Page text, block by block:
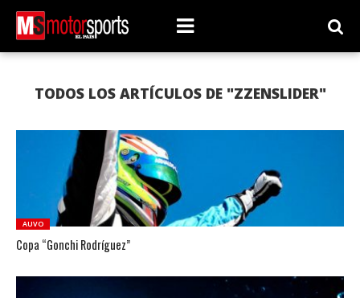
TODOS LOS ARTÍCULOS DE "ZZENSLIDER"
AUVO
Copa “Gonchi Rodríguez”